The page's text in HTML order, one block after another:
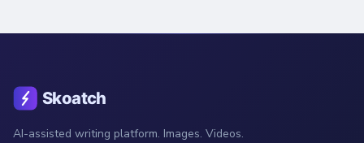
AI-assisted writing platform. Images. Videos.